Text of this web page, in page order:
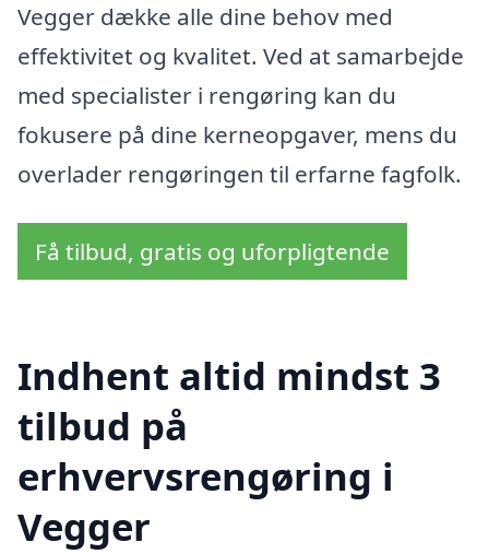
Vegger dække alle dine behov med
effektivitet og kvalitet. Ved at samarbejde
med specialister i rengøring kan du
fokusere på dine kerneopgaver, mens du
overlader rengøringen til erfarne fagfolk.
Få tilbud, gratis og uforpligtende
Indhent altid mindst 3
tilbud på
erhvervsrengøring i
Vegger